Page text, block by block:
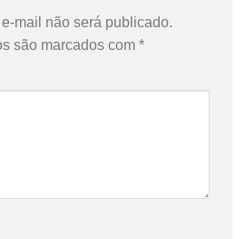
mail não será publicado.
são marcados com *